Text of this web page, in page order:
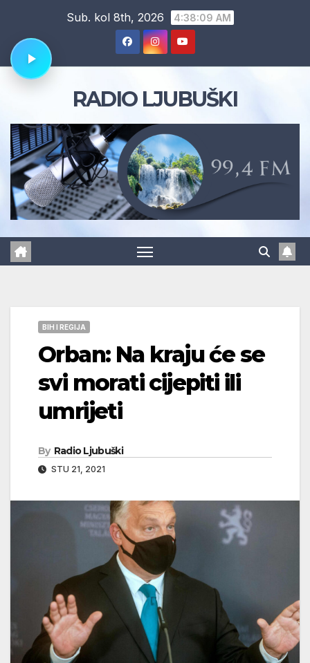
content
Sub. kol 8th, 2026 4:38:10 AM
RADIO LJUBUŠKI
BIH I REGIJA
Orban: Na kraju će se
svi morati cijepiti ili
umrijeti
By Radio Ljubuški
STU 21, 2021